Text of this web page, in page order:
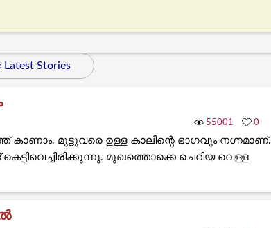
Latest Stories
55001 0
മുട്ടുവരെ ഉള്ള കാലിന്റെ ഭാഗവും നഗ്നമാണ്‌.
മുഖത്തൊക്കെ ചെറിയ വെള്ള